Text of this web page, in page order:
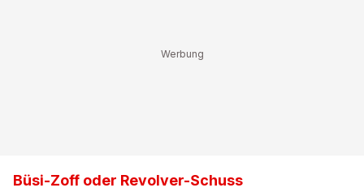
Büsi-Zoff oder Revolver-Schuss